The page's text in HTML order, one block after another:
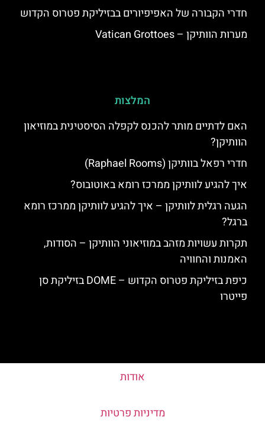
חדרי הקבורה של האפיפיורים בבזיליקת פטרוס הקדוש
מערות הוותיקן – Vatican Grottoes
המלצות
האם לדתיים מותר להכנס לקפלה הסיסטינית במוזיאון
הוותיקן?
חדרי רפאל בוותיקן (Raphael Rooms)
איך להגיע לוותיקן ממרכז רומא באוטובוס?
הגעה רגלית לוותיקן – איך להגיע לוותיקן ממרכז רומא
ברגל?
תקרות עשויות מזהב במוזיאוני הוותיקן – הסודות,
האמנות והחוויה
כיפת בזיליקת פטרוס הקדוש – DOME בזיליקת סן
פייטרו
אודות
מדיניות פרטיות